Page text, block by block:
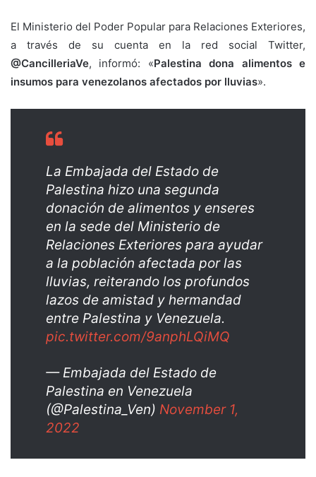
El Ministerio del Poder Popular para Relaciones Exteriores,
a través de su cuenta en la red social Twitter,
@CancilleriaVe, informó: «Palestina dona alimentos e
insumos para venezolanos afectados por lluvias».
La Embajada del Estado de
Palestina hizo una segunda
donación de alimentos y enseres
en la sede del Ministerio de
Relaciones Exteriores para ayudar
a la población afectada por las
lluvias, reiterando los profundos
lazos de amistad y hermandad
entre Palestina y Venezuela.
pic.twitter.com/9anphLQiMQ
— Embajada del Estado de
Palestina en Venezuela
(@Palestina_Ven) November 1,
2022